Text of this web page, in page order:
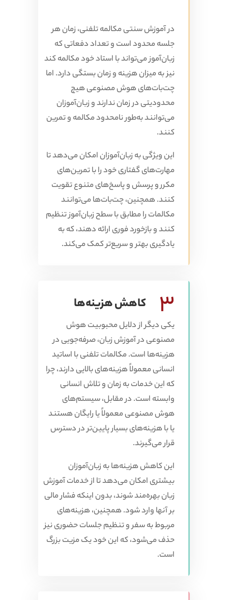
در آموزش سنتی مکالمه تلفنی، زمان هر
جلسه محدود است و تعداد دفعاتی که
زبان‌آموز می‌تواند با استاد خود مکالمه کند
نیز به میزان هزینه و زمان بستگی دارد. اما
چت‌بات‌های هوش مصنوعی هیچ
محدودیتی در زمان ندارند و زبان‌آموزان
می‌توانند به‌طور نامحدود مکالمه و تمرین
کنند.
این ویژگی به زبان‌آموزان امکان می‌دهد تا
مهارت‌های گفتاری خود را با تمرین‌های
مکرر و پرسش و پاسخ‌های متنوع تقویت
کنند. همچنین، چت‌بات‌ها می‌توانند
مکالمات را مطابق با سطح زبان‌آموز تنظیم
کنند و بازخورد فوری ارائه دهند، که به
یادگیری بهتر و سریع‌تر کمک می‌کند.
3 کاهش هزینه‌ها
یکی دیگر از دلایل محبوبیت هوش
مصنوعی در آموزش زبان، صرفه‌جویی در
هزینه‌ها است. مکالمات تلفنی با اساتید
انسانی معمولاً هزینه‌های بالایی دارند، چرا
که این خدمات به زمان و تلاش انسانی
وابسته است. در مقابل، سیستم‌های
هوش مصنوعی معمولاً یا رایگان هستند
یا با هزینه‌های بسیار پایین‌تر در دسترس
قرار می‌گیرند.
این کاهش هزینه‌ها به زبان‌آموزان
بیشتری امکان می‌دهد تا از خدمات آموزش
زبان بهره‌مند شوند، بدون اینکه فشار مالی
بر آنها وارد شود. همچنین، هزینه‌های
مربوط به سفر و تنظیم جلسات حضوری نیز
حذف می‌شود، که این خود یک مزیت بزرگ
است.